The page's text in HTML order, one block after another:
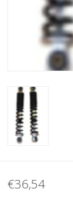
€36,54